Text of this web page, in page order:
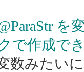
を
で作成で
変数みた